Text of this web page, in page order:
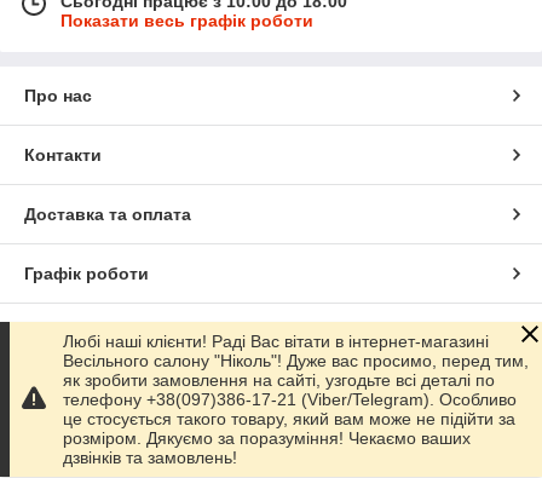
Показати весь графік роботи
Про нас
Контакти
Доставка та оплата
Графік роботи
Повна версія сайту
Сайт створено на маркетплейсіProm.ua
Політика конфіденційності
Любі наші клієнти! Раді Вас вітати в інтернет-магазині
Весільного салону "Ніколь"! Дуже вас просимо, перед тим,
як зробити замовлення на сайті, узгодьте всі деталі по
телефону +38(097)386-17-21 (Viber/Telegram). Особливо
це стосується такого товару, який вам може не підійти за
розміром. Дякуємо за поразуміння! Чекаємо ваших
дзвінків та замовлень!